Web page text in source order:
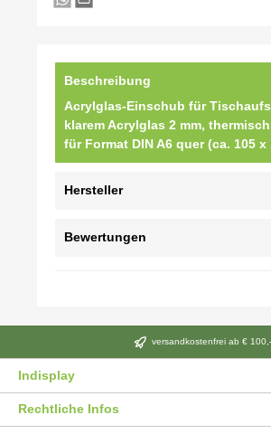
Beschreibung
Acrylglas-Einschub für
klarem Acrylglas 2 mm,
für Format DIN A6 quer (ca. 105
Hersteller
Bewertungen
versandkostenfrei ab € 100,-
Indisplay
Rechtliche Infos